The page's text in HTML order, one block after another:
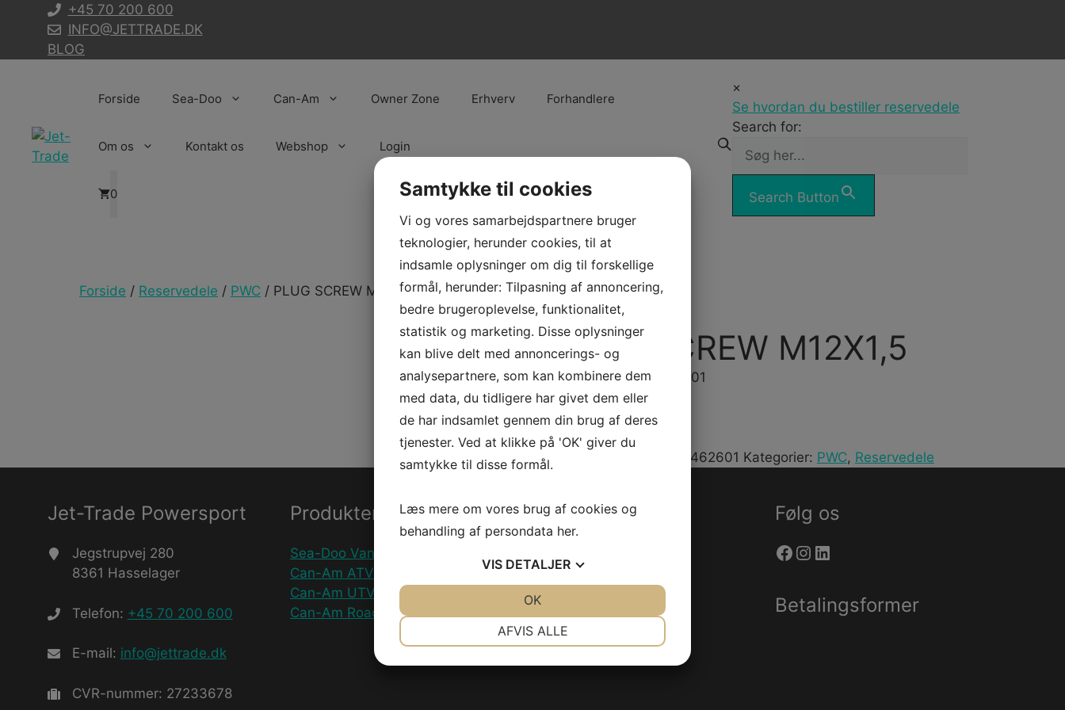
+45 70 200 600
INFO@JETTRADE.DK
BLOG
Forside Sea-Doo Can-Am Owner Zone Erhverv Forhandlere
Om os Kontakt os Webshop Login
0
×
Se hvordan du bestiller reservedele
Search for:
Search Button
Forside / Reservedele / PWC / PLUG SCREW M12X1,5
PLUG SCREW M12X1,5
Model/Varenr.: 0462601
Bestillingsvare
0462601 Kategorier: PWC, Reservedele
Jet-Trade Powersport
Jegstrupvej 280
8361 Hasselager
Telefon: +45 70 200 600
E-mail: info@jettrade.dk
CVR-nummer: 27233678
Produkter
Sea-Doo Vandscooter
Can-Am ATV
Can-Am UTV
Can-Am Roadster
Information
Privatlivspolitik
Følg os
Facebook
Instagram
LinkedIn
Betalingsformer
Samtykke til cookies
Vi og vores samarbejdspartnere bruger
teknologier, herunder cookies, til at
indsamle oplysninger om dig til forskellige
formål, herunder: Tilpasning af annoncering,
bedre brugeroplevelse, funktionalitet,
statistik og marketing. Disse oplysninger
kan blive delt med annoncerings- og
analysepartnere, som kan kombinere dem
med data, du tidligere har givet dem eller
de har indsamlet gennem din brug af deres
tjenester. Ved at klikke på 'OK' giver du
samtykke til disse formål.
Læs mere om vores brug af cookies og
behandling af persondata her.
VIS DETALJER
AFVIS ALLE
OK